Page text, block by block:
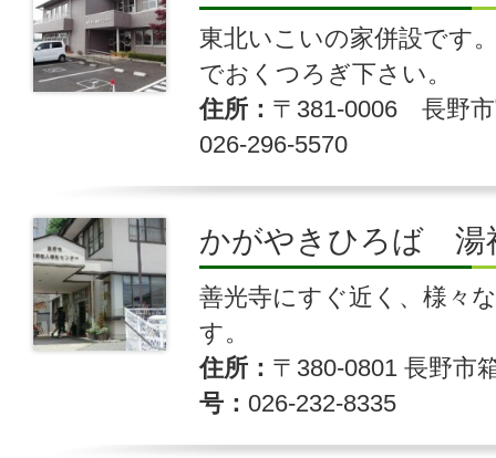
東北いこいの家併設です
でおくつろぎ下さい。
住所
〒381-0006 長野
026-296-5570
かがやきひろば 湯
善光寺にすぐ近く、様々
す。
住所
〒380-0801 長野市
号
026-232-8335